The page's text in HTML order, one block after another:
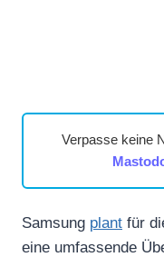
Verpasse keine
Samsung plant für
eine umfassende